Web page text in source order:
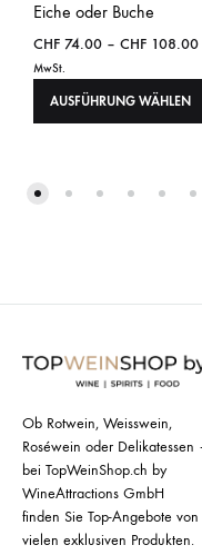
Eiche oder Buche
CHF 74.00 – CHF 108.00
MwSt.
AUSFÜHRUNG WÄHLEN
Ob Rotwein, Weisswein,
Roséwein oder Delikatessen
bei TopWeinShop.ch by
WineAttractions GmbH
finden Sie Top-Angebote von
vielen exklusiven Produkten.